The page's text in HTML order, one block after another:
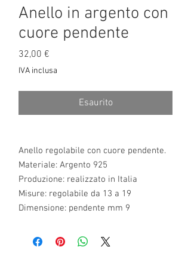
Anello in argento con
cuore pendente
32,00 €
IVA inclusa
Esaurito
Anello regolabile con cuore pendente.
Materiale: Argento 925
Produzione: realizzato in Italia
Misure: regolabile da 13 a 19
Dimensione: pendente mm 9